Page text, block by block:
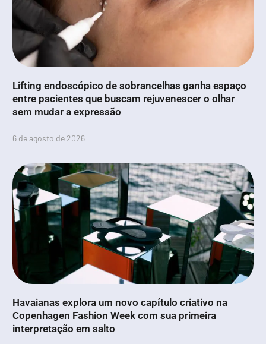
Lifting endoscópico de sobrancelhas ganha espaço
entre pacientes que buscam rejuvenescer o olhar
sem mudar a expressão
6 de agosto de 2026
Havaianas explora um novo capítulo criativo na
Copenhagen Fashion Week com sua primeira
interpretação em salto